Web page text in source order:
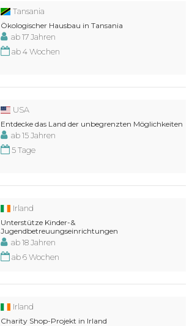
Tansania
Ökologischer Hausbau in Tansania
ab 17 Jahren
ab 4 Wochen
USA
Entdecke das Land der unbegrenzten Möglichkeiten
ab 15 Jahren
5 Tage
Irland
Unterstütze Kinder-&
Jugendbetreuungseinrichtungen
ab 18 Jahren
ab 6 Wochen
Irland
Charity Shop-Projekt in Irland